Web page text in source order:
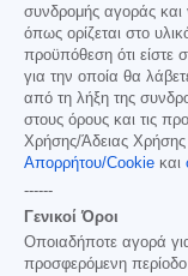
συνδρομής αγοράς και
όπως ορίζεται στο
προϋπόθεση ότι είστε
για την οποία θα
από τη λήξη της
στους όρους και τις
Χρήσης/Άδειας Χρήσης
Απορρήτου/Cookie και
------
Γενικοί Όροι
Οποιαδήποτε αγορά
προσφερόμενη